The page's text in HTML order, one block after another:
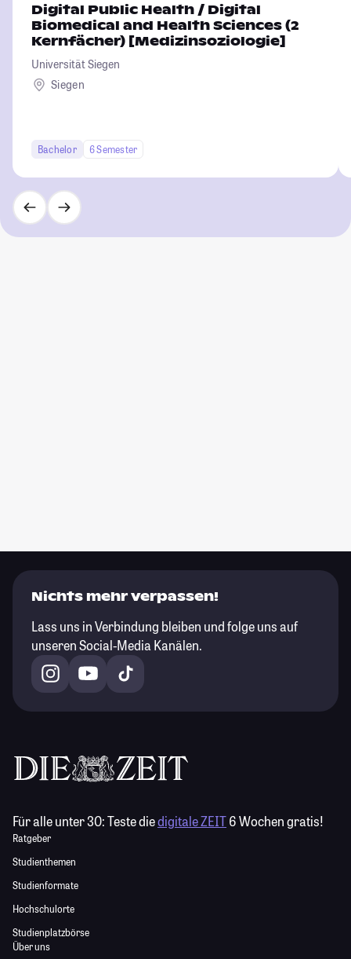
Digital Public Health / Digital
Biomedical and Health Sciences (2
Kernfächer) [Medizinsoziologie]
Universität Siegen
Siegen
Bachelor 6 Semester
Nichts mehr verpassen!
Lass uns in Verbindung bleiben und folge uns auf
unseren Social-Media Kanälen.
Für alle unter 30:Teste diedigitale ZEIT6 Wochen gratis!
Ratgeber
Studienthemen
Studienformate
Hochschulorte
Studienplatzbörse
Über uns